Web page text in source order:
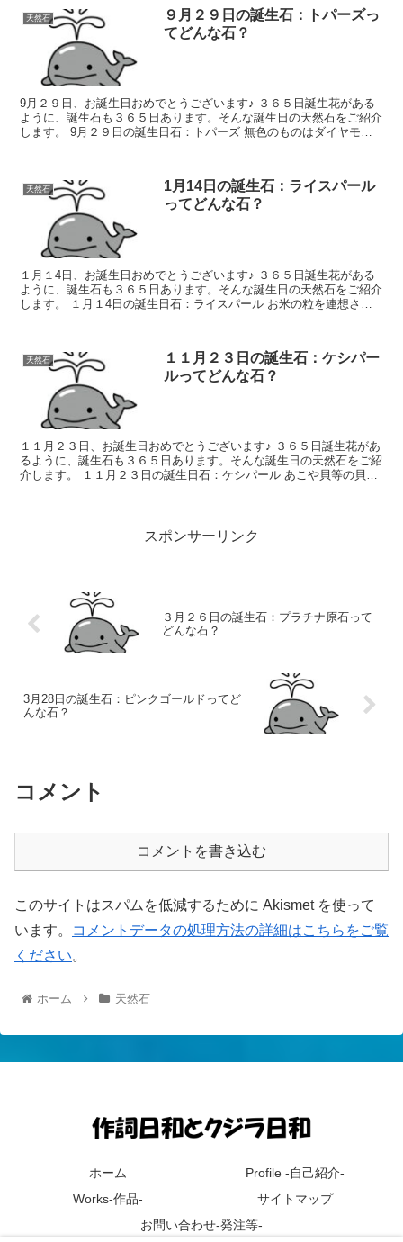
天然石
９月２９日の誕生石：トパーズっ
てどんな石？
9月２９日、お誕生日おめでとうございます♪ ３６５日誕生花がある
ように、誕生石も３６５日あります。そんな誕生日の天然石をご紹介
します。 9月２９日の誕生日石：トパーズ 無色のものはダイヤモン
天然石
1月14日の誕生石：ライスパール
ってどんな石？
１月１4日、お誕生日おめでとうございます♪ ３６５日誕生花がある
ように、誕生石も３６５日あります。そんな誕生日の天然石をご紹介
します。 １月１4日の誕生日石：ライスパール お米の粒を連想させ
天然石
１１月２３日の誕生石：ケシパー
ルってどんな石？
１１月２３日、お誕生日おめでとうございます♪ ３６５日誕生花があ
るように、誕生石も３６５日あります。そんな誕生日の天然石をご紹
介します。 １１月２３日の誕生日石：ケシパール あこや貝等の貝に
スポンサーリンク
３月２６日の誕生石：プラチナ原石って
どんな石？
3月28日の誕生石：ピンクゴールドってど
んな石？
コメント
コメントを書き込む
このサイトはスパムを低減するために Akismet を使って
います。
コメントデータの処理方法の詳細はこちらをご覧
ください。
ホーム 天然石
ホーム
Profile -自己紹介-
Works-作品-
サイトマップ
お問い合わせ-発注等-